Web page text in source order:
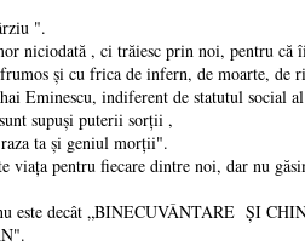
".
niciodată , ci trăiesc prin noi, pentru că
și cu frica de infern, de moarte, de
Eminescu, indiferent de statutul social
supuși puterii sorții ,
ta și geniul morții".
viața pentru fiecare dintre noi, dar nu
este decât „BINECUVÂNTARE ȘI